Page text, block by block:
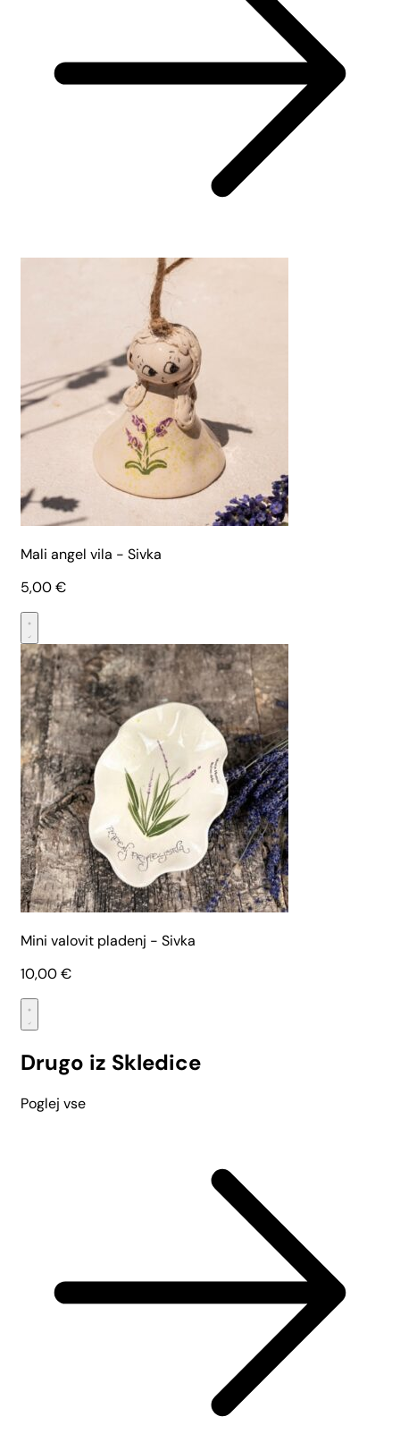
Mali angel vila - Sivka
5,00€
Mini valovit pladenj - Sivka
10,00€
Drugo iz Skledice
Poglej vse